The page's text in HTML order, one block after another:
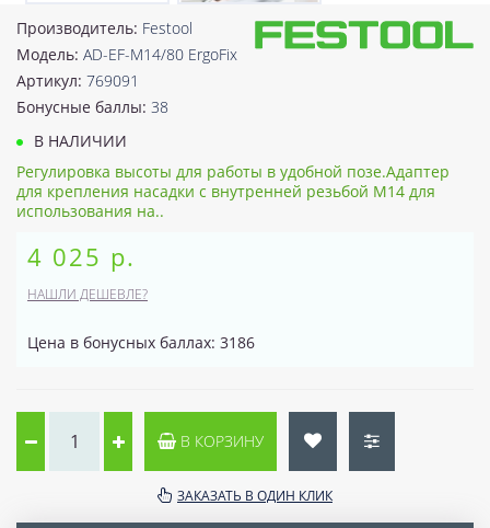
Производитель: Festool
Модель: AD-EF-M14/80 ErgoFix
Артикул: 769091
Бонусные баллы: 38
В НАЛИЧИИ
Регулировка высоты для работы в удобной позе.Адаптер
для крепления насадки с внутренней резьбой M14 для
использования на..
4 025 р.
НАШЛИ ДЕШЕВЛЕ?
Цена в бонусных баллах: 3186
В КОРЗИНУ
ЗАКАЗАТЬ В ОДИН КЛИК